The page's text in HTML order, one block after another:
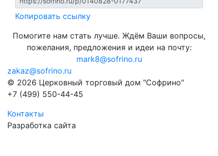
Копировать ссылку
Помогите нам стать лучше. Ждём Ваши вопросы,
пожелания, предложения и идеи на почту:
mark8@sofrino.ru
zakaz@sofrino.ru
© 2026 Церковный торговый дом "Софрино"
+7 (499) 550-44-45
Контакты
Разработка сайта